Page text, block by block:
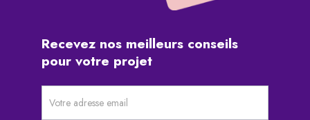
Recevez nos meilleurs conseils
pour votre projet
pré-